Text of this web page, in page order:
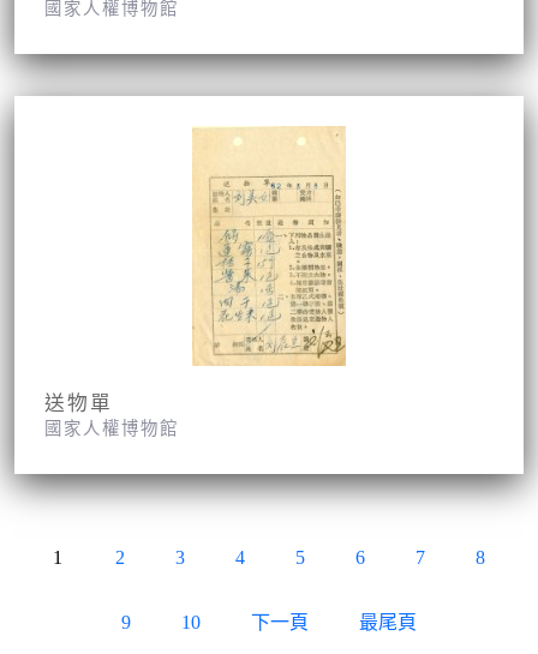
國家人權博物館
送物單
國家人權博物館
1 2 3 4 5 6 7 8
9 10 下一頁 最尾頁